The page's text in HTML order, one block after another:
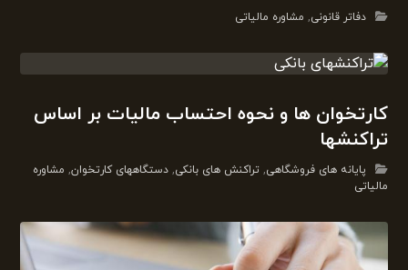
دفاتر قانونی, مشاوره مالیاتی
کارتخوان ها و نحوه احتساب مالیات بر اساس
تراکنشها
پایانه های فروشگاهی,تراکنش های بانکی,دستگاههای کارتخوان, مشاوره
مالیاتی